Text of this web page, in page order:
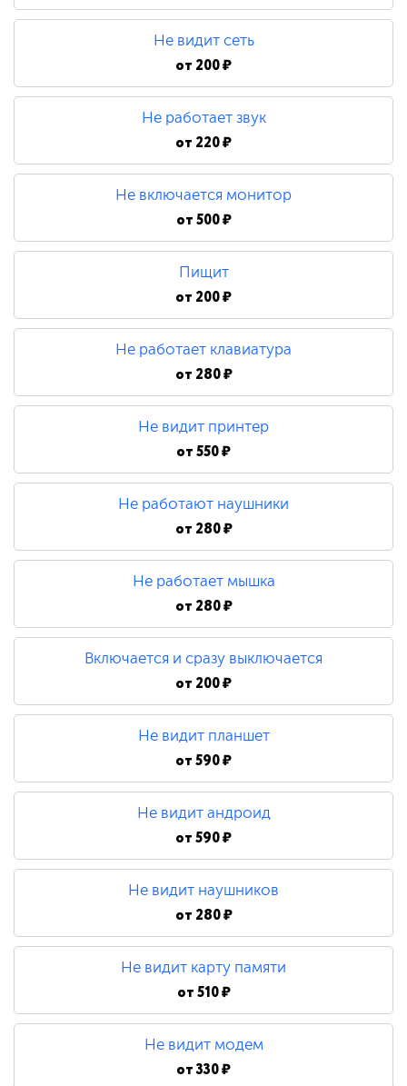
480 ₽
Замена процессора
790 ₽
Не видит сеть
от 200 ₽
Не работает звук
от 220 ₽
Не включается монитор
от500 ₽
Пищит
от 200 ₽
Не работает клавиатура
от 280 ₽
Не видит принтер
от550 ₽
Не работают наушники
от 280 ₽
Не работает мышка
от 280 ₽
Включается и сразу выключается
от 200 ₽
Не видит планшет
от590 ₽
Не видит андроид
от590 ₽
Не видит наушников
от 280 ₽
Не видит карту памяти
от510 ₽
Не видит модем
от330 ₽